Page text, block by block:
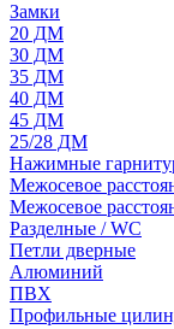
Замки
20 ДМ
30 ДМ
35 ДМ
40 ДМ
45 ДМ
25/28 ДМ
Нажимные
Межосевое
Межосевое
Разделные / WC
Петли дверные
Алюминий
ПВХ
Профильные